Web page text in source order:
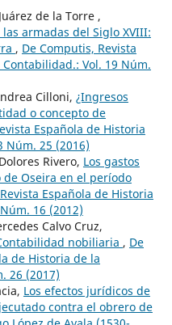
de la Torre ,
armadas del Siglo XVIII:
, De Computis, Revista
Vol. 19 Núm.
Cilloni, ¿Ingresos
o concepto de
Española de Historia
Núm. 25 (2016)
Rivero, Los gastos
Oseira en el período
Española de Historia
16 (2012)
Calvo Cruz,
nobiliaria , De
de Historia de la
26 (2017)
Los efectos jurídicos de
contra el obrero de